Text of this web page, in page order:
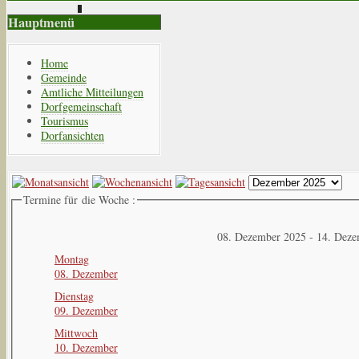
Hauptmenü
Home
Gemeinde
Amtliche Mitteilungen
Dorfgemeinschaft
Tourismus
Dorfansichten
Termine für die Woche :
08. Dezember 2025 - 14.
Montag
08. Dezember
Dienstag
09. Dezember
Mittwoch
10. Dezember